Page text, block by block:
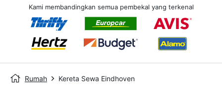
Kami membandingkan semua pembekal yang terkenal
Rumah Kereta Sewa Eindhoven